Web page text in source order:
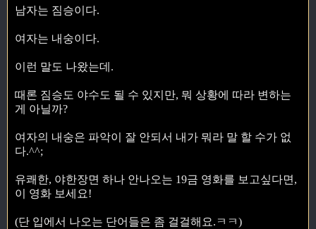
남자는 짐승이다.
여자는 내숭이다.
이런 말도 나왔는데.
때론 짐승도 야수도 될 수 있지만, 뭐 상황에 따라 변하는
게 아닐까?
여자의 내숭은 파악이 잘 안되서 내가 뭐라 말 할 수가 없
다.^^;
유쾌한, 야한장면 하나 안나오는 19금 영화를 보고싶다면,
이 영화 보세요!
(단 입에서 나오는 단어들은 좀 걸걸해요.ㅋㅋ)